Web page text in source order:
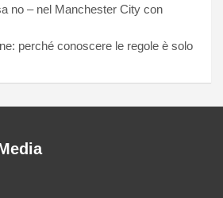
no – nel Manchester City con
perché conoscere le regole è solo